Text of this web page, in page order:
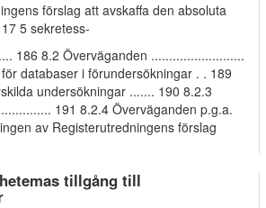
förslag att avskaffa den absoluta
5 sekretess-
186 8.2 Överväganden ..........................
databaser i förundersökningar . . 189
undersökningar ....... 190 8.2.3
191 8.2.4 Överväganden p.g.a.
av Registerutredningens förslag
tillgång till